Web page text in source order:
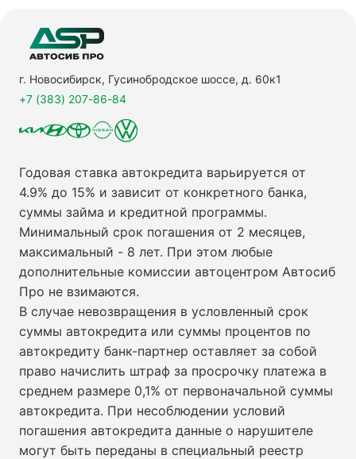
г. Новосибирск, Гусинобродское шоссе, д. 60к1
+7 (383) 207-86-84
Годовая ставка автокредита варьируется от
4.9% до 15% и зависит от конкретного банка,
суммы займа и кредитной программы.
Минимальный срок погашения от 2 месяцев,
максимальный - 8 лет. При этом любые
дополнительные комиссии автоцентром Автосиб
Про не взимаются.
В случае невозвращения в условленный срок
суммы автокредита или суммы процентов по
автокредиту банк-партнер оставляет за собой
право начислить штраф за просрочку платежа в
среднем размере 0,1% от первоначальной суммы
автокредита. При несоблюдении условий
погашения автокредита данные о нарушителе
могут быть переданы в специальный реестр